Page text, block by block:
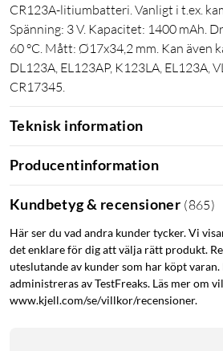
CR123A-litiumbatteri. Vanligt i t.ex.
Spänning: 3 V. Kapacitet: 1400 mAh.
60 °C. Mått: Ø17x34,2 mm. Kan även
DL123A, EL123AP, K123LA, EL123A,
CR17345.
Teknisk information
Producentinformation
Kundbetyg & recensioner (865)
Här ser du vad andra kunder tycker. Vi
det enklare för dig att välja rätt produkt.
uteslutande av kunder som har köpt
administreras av TestFreaks. Läs mer om
www.kjell.com/se/villkor/recensioner.